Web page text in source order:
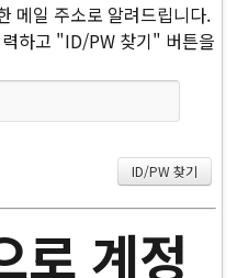
메일 주소로 알려드립니다.
하고 "ID/PW 찾기" 버튼을
로 계정